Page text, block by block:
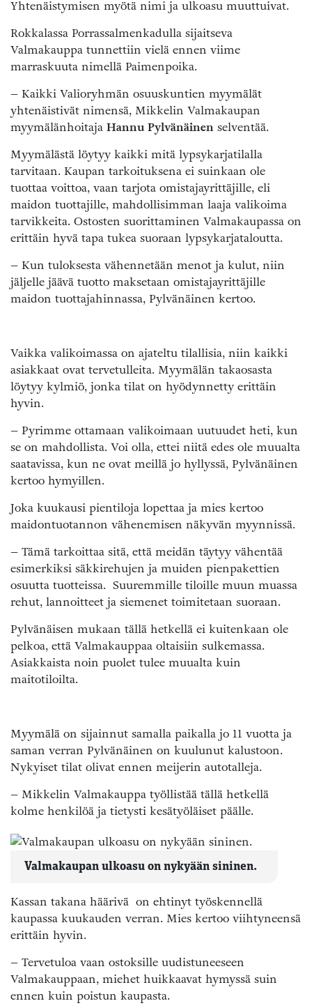
Yhtenäistymisen myötä nimi ja ulkoasu muuttuivat.
Rokkalassa Porrassalmenkadulla sijaitseva
Valmakauppa tunnettiin vielä ennen viime
marraskuuta nimellä Paimenpoika.
– Kaikki Valioryhmän osuuskuntien myymälät
yhtenäistivät nimensä, Mikkelin Valmakaupan
myymälänhoitaja Hannu Pylvänäinen selventää.
Myymälästä löytyy kaikki mitä lypsykarjatilalla
tarvitaan. Kaupan tarkoituksena ei suinkaan ole
tuottaa voittoa, vaan tarjota omistajayrittäjille, eli
maidon tuottajille, mahdollisimman laaja valikoima
tarvikkeita. Ostosten suorittaminen Valmakaupassa on
erittäin hyvä tapa tukea suoraan lypsykarjataloutta.
– Kun tuloksesta vähennetään menot ja kulut, niin
jäljelle jäävä tuotto maksetaan omistajayrittäjille
maidon tuottajahinnassa, Pylvänäinen kertoo.
Vaikka valikoimassa on ajateltu tilallisia, niin kaikki
asiakkaat ovat tervetulleita. Myymälän takaosasta
löytyy kylmiö, jonka tilat on hyödynnetty erittäin
hyvin.
– Pyrimme ottamaan valikoimaan uutuudet heti, kun
se on mahdollista. Voi olla, ettei niitä edes ole muualta
saatavissa, kun ne ovat meillä jo hyllyssä, Pylvänäinen
kertoo hymyillen.
Joka kuukausi pientiloja lopettaa ja mies kertoo
maidontuotannon vähenemisen näkyvän myynnissä.
– Tämä tarkoittaa sitä, että meidän täytyy vähentää
esimerkiksi säkkirehujen ja muiden pienpakettien
osuutta tuotteissa. Suuremmille tiloille muun muassa
rehut, lannoitteet ja siemenet toimitetaan suoraan.
Pylvänäisen mukaan tällä hetkellä ei kuitenkaan ole
pelkoa, että Valmakauppaa oltaisiin sulkemassa.
Asiakkaista noin puolet tulee muualta kuin
maitotiloilta.
Myymälä on sijainnut samalla paikalla jo 11 vuotta ja
saman verran Pylvänäinen on kuulunut kalustoon.
Nykyiset tilat olivat ennen meijerin autotalleja.
– Mikkelin Valmakauppa työllistää tällä hetkellä
kolme henkilöä ja tietysti kesätyöläiset päälle.
Valmakaupan ulkoasu on nykyään sininen.
Kassan takana häärivä on ehtinyt työskennellä
kaupassa kuukauden verran. Mies kertoo viihtyneensä
erittäin hyvin.
– Tervetuloa vaan ostoksille uudistuneeseen
Valmakauppaan, miehet huikkaavat hymyssä suin
ennen kuin poistun kaupasta.